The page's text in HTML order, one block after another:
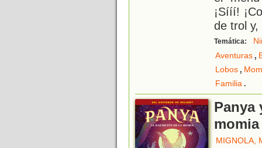
¡Sííí!
de trol y,
Temática:
Aventuras,
Lobos,
Familia.
momia
MIGNOLA,